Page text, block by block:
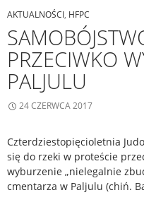
AKTUALNOŚCI, HFPC
PRZECIWKO
PALJULU
24 CZERWCA 2017
Czterdziestopięcioletnia
się do rzeki w proteście
wyburzenie „nielegalnie
cmentarza w Paljulu (chiń.